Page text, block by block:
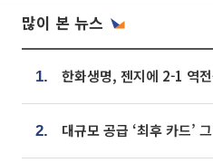
많이 본 뉴스
1.
2.